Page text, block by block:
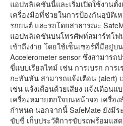
แอปพลิเคชันนี้และเริ่มเปิดใช้งานตั้
เครื่องมือที่ช่วยในการป้องกันอุบัติเ
รถยนต์ และรถโดยสาธารณะ
แอปพลิเคชันบนโทรศัพท์สมาร์ทโฟ
เข้าถึงง่าย โดยใช้เซ็นเซอร์ที่มีอยู่บ
Accelerometer sensor ซึ่งสามาร
ขี่แบบเรียลไทม์ เช่น การเบรก การเ
กะทันหัน สามารถแจ้งเตือน (alert)
เช่น แจ้งเตือนด้วยเสียง แจ้งเตือน
เครื่องหมายตกใจบนหน้าจอ เครื่อง
กำหนด นอกจากนี้ SafeMate ยังมี
ขับขี่ เก็บประวัติการขับรถพร้อมแส